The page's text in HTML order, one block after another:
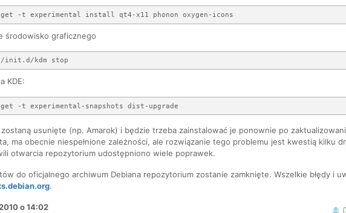
środowisko graficznego
KDE:
usunięte (np. Amarok) i będzie trzeba zainstalować je ponownie po
ma obecnie niespełnione zależności, ale rozwiązanie tego problemu jest kwestią kilku
otwarcia repozytorium udostępniono wiele poprawek.
do oficjalnego archiwum Debiana repozytorium zostanie zamknięte. Wszelkie błędy i
.
o 14:02